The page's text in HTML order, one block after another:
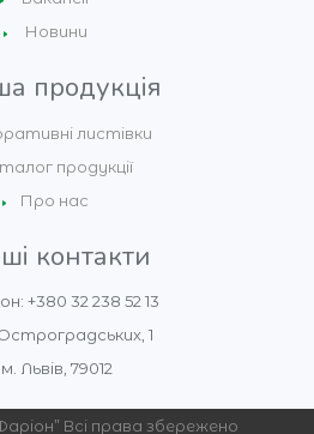
Новини
листівки
продукції
Про нас
контакти
+380 32 238 52 13
1
79012
Всі права збережено